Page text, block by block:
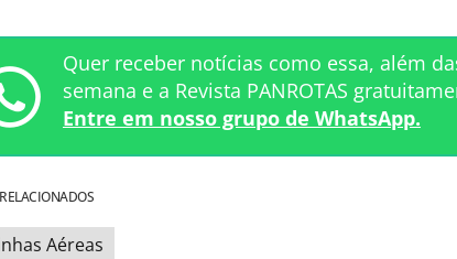
Quer receber notícias como essa, além
semana e a Revista PANROTAS
Entre em nosso grupo de WhatsApp.
Aéreas